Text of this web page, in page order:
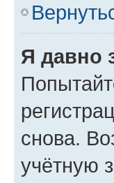
Я давно
снова.
учётную